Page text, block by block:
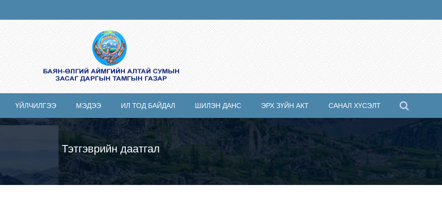
ҮЙЛЧИЛГЭЭ МЭДЭЭ ИЛ ТОД БАЙДАЛ ШИЛЭН ДАНС ЭРХ ЗҮЙН АКТ САНАЛ ХҮСЭЛТ
Тэтгэврийн даатгал